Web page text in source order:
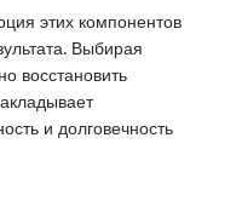
этих компонентов
Выбирая
восстановить
и долговечность